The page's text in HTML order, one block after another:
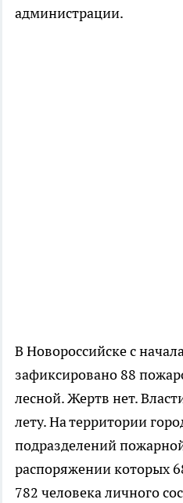
администрации.
В Новороссийске с
зафиксировано 88
лесной. Жертв нет.
лету. На территории
подразделений
распоряжении которых
782 человека личного